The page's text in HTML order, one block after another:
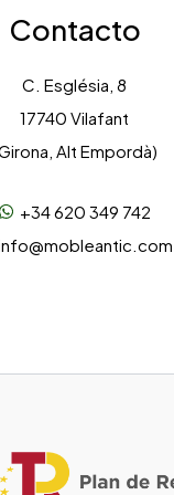
Contacto
C. Església, 8
17740 Vilafant
Alt Empordà)
+34 620 349 742